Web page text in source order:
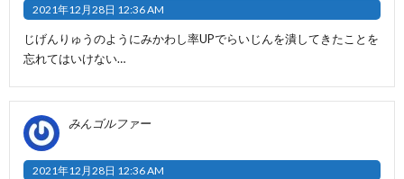
2021年12月28日 12:36 AM
じげんりゅうのようにみかわし率UPでらいじんを潰してきたことを
忘れてはいけない…
みんゴルファー
2021年12月28日 12:36 AM